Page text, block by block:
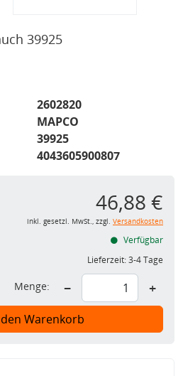
39925
2602820
MAPCO
39925
4043605900807
46,88 €
inkl. gesetzl. MwSt., zzgl. Versandkosten
Verfügbar
Lieferzeit:3-4 Tage
Menge: − +
Warenkorb